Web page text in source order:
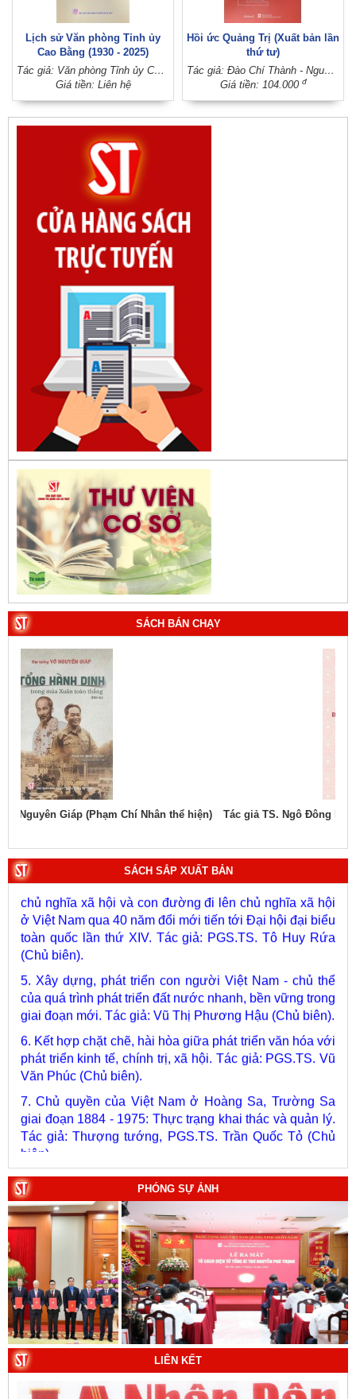
Lịch sử Văn phòng Tỉnh ủy
Cao Bằng (1930 - 2025)
Tác giả: Văn phòng Tỉnh ủy Cao Bằng (Ban Chấp hành Đảng bộ tỉnh Cao Bằng)
Giá tiền: Liên hệ
Hồi ức Quảng Trị (Xuất bản lần
thứ tư)
Tác giả: Đào Chí Thành - Nguyễn Thanh Quang; Sưu tầm và biên soạn: Nguyễn Thụy Kha
Giá tiền: 104.000 đ
SÁCH BÁN CHẠY
Tác giả TS. Ngô Đông Hải - PGS.TS. Vũ Trọng Lâm (Đồng chủ
SÁCH SẮP XUẤT BẢN
1. Bác Hồ ở Pháp. Tác giả: Bảo tàng Hồ Chí Minh.
2. Lịch sử Chính phủ (5 tập). Tác giả: Ban Chỉ đạo biên
soạn lịch sử Chính phủ.
3. Việt Nam: Từ kỷ nguyên dựng nước đến kỷ nguyên
vươn mình của dân tộc. Tác giả: PGS.TS. Vũ Trọng
4. Phát triển và hoàn thiện hệ thống lý luận của Đảng về
chủ nghĩa xã hội và con đường đi lên chủ nghĩa xã hội
ở Việt Nam qua 40 năm đổi mới tiến tới Đại hội đại biểu
toàn quốc lần thứ XIV. Tác giả: PGS.TS. Tô Huy Rứa
(Chủ biên).
5. Xây dựng, phát triển con người Việt Nam - chủ thể
của quá trình phát triển đất nước nhanh, bền vững trong
giai đoạn mới. Tác giả: Vũ Thị Phương Hậu (Chủ biên).
6. Kết hợp chặt chẽ, hài hòa giữa phát triển văn hóa với
phát triển kinh tế, chính trị, xã hội. Tác giả: PGS.TS. Vũ
Văn Phúc (Chủ biên).
7. Chủ quyền của Việt Nam ở Hoàng Sa, Trường Sa
giai đoạn 1884 - 1975: Thực trạng khai thác và quản lý.
Tác giả: Thượng tướng, PGS.TS. Trần Quốc Tỏ (Chủ
biên).
từng khoảnh khắc (Song ngữ Việt - Anh). Tác giả: Tập
thể tác giả.
9. Đường Hồ Chí Minh trên biển - Bản hùng ca bất diệt
của dân tộc Việt Nam. Tác giả: TS. Vũ Trọng Hùng
(Viện Lịch sử Đảng).
10. Một vành đai, một con đường: Hành trình dài của
Trung Quốc đến năm 2049 (Sách tham khảo).Tác
giả:Michael H. Glantz, Robert J. Ross và Gavin G.
Daugherty (Đồng tác giả).
PHÓNG SỰ ẢNH
LIÊN KẾT